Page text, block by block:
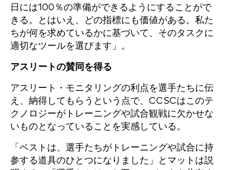
日には100％の準備ができるようにすることがで
きる。とはいえ、どの指標にも価値がある。私た
ちが何を求めているかに基づいて、そのタスクに
適切なツールを選びます」。
アスリートの賛同を得る
アスリート・モニタリングの利点を選手たちに伝
え、納得してもらうという点で、CCSCはこのテ
クノロジーがトレーニングや試合観戦に欠かせな
いものとなっていることを実感している。
「ベストは、選手たちがトレーニングや試合に持
参する道具のひとつになりました」とマットは説